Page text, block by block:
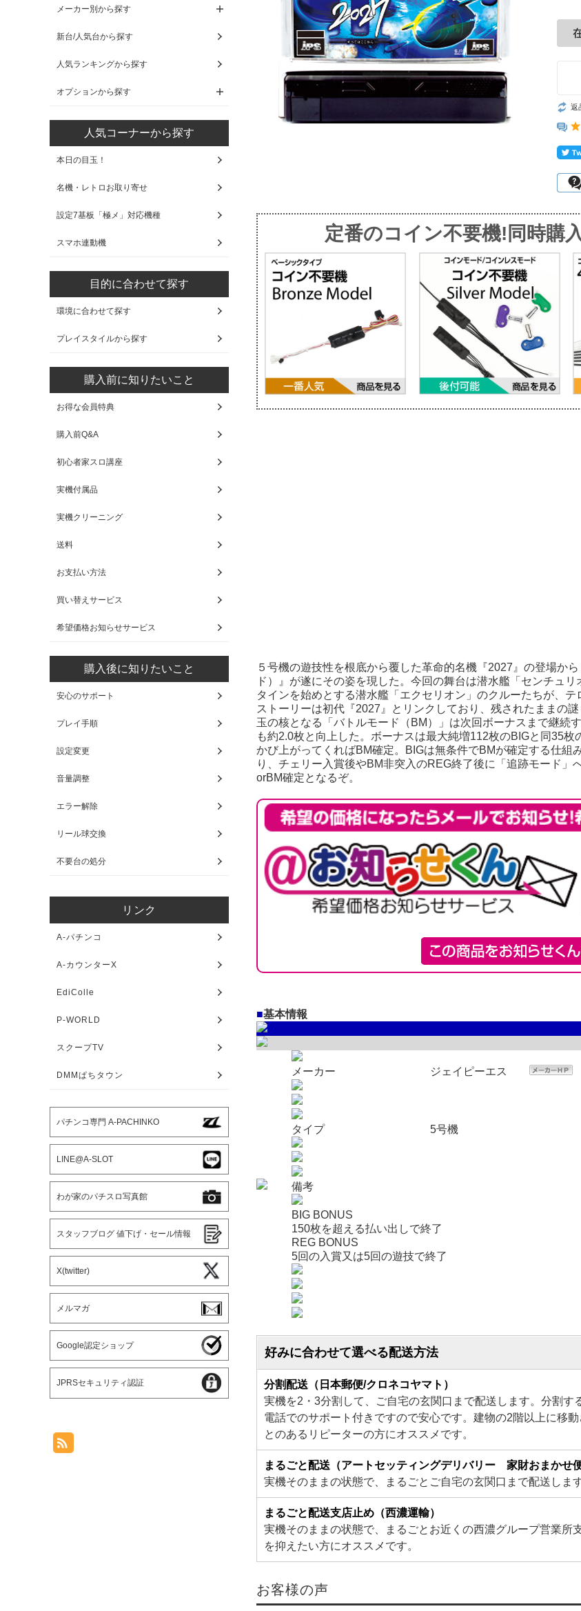
返
定番のコイン不要機!同時購
５号機の遊技性を根底から覆した革命的名機『2027』の登場か
ド）』が遂にその姿を現した。今回の舞台は潜水艦「センチュ
タインを始めとする潜水艦「エクセリオン」のクルーたちが、
ストーリーは初代『2027』とリンクしており、残されたままの
玉の核となる「バトルモード（BM）」は次回ボーナスまで継続
も約2.0枚と向上した。ボーナスは最大純増112枚のBIGと同35
かび上がってくればBM確定。BIGは無条件でBMが確定する仕
り、チェリー入賞後やBM非突入のREG終了後に「追跡モード
orBM確定となるぞ。
■基本情報
メーカー ジェイピーエス
タイプ 5号機
備考
BIG BONUS
150枚を超える払い出しで終了
REG BONUS
5回の入賞又は5回の遊技で終了
好みに合わせて選べる配送方法
分割配送（日本郵便/クロネコヤマト）
実機を2・3分割して、ご自宅の玄関口まで配送します。分割
電話でのサポート付きですので安心です。建物の2階以上に移
とのあるリピーターの方にオススメです。
まるごと配送（アートセッティングデリバリー 家財おまかせ便
実機そのままの状態で、まるごとご自宅の玄関口まで配送しま
まるごと配送支店止め（西濃運輸）
実機そのままの状態で、まるごとお近くの西濃グループ営業
を抑えたい方にオススメです。
お客様の声
メーカー別から探す
新台/人気台から探す
人気ランキングから探す
オプションから探す
人気コーナーから探す
本日の目玉！
名機・レトロお取り寄せ
設定7基板「極メ」対応機種
スマホ連動機
目的に合わせて探す
環境に合わせて探す
プレイスタイルから探す
購入前に知りたいこと
お得な会員特典
購入前Q&A
初心者家スロ講座
実機付属品
実機クリーニング
送料
お支払い方法
買い替えサービス
希望価格お知らせサービス
購入後に知りたいこと
安心のサポート
プレイ手順
設定変更
音量調整
エラー解除
リール球交換
不要台の処分
リンク
A-パチンコ
A-カウンターX
EdiColle
P-WORLD
スクープTV
DMMぱちタウン
パチンコ専門 A-PACHINKO
LINE@A-SLOT
わが家のパチスロ写真館
スタッフブログ 値下げ・セール情報
X(twitter)
メルマガ
Google認定ショップ
JPRSセキュリティ認証